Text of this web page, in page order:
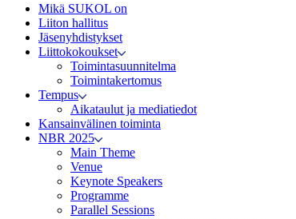
Mikä SUKOL on
Liiton hallitus
Jäsenyhdistykset
Liittokokoukset
Toimintasuunnitelma
Toimintakertomus
Tempus
Aikataulut ja mediatiedot
Kansainvälinen toiminta
NBR 2025
Main Theme
Venue
Keynote Speakers
Programme
Parallel Sessions